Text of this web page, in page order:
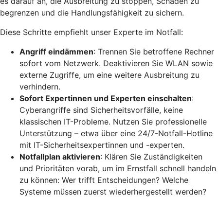
begrenzen und die Handlungsfähigkeit zu sichern.
Diese Schritte empfiehlt unser Experte im Notfall:
Angriff eindämmen: Trennen Sie betroffene Rechner
sofort vom Netzwerk. Deaktivieren Sie WLAN sowie
externe Zugriffe, um eine weitere Ausbreitung zu
verhindern.
Sofort Expertinnen und Experten einschalten:
Cyberangriffe sind Sicherheitsvorfälle, keine
klassischen IT-Probleme. Nutzen Sie professionelle
Unterstützung – etwa über eine 24/7-Notfall-Hotline
mit IT-Sicherheitsexpertinnen und -experten.
Notfallplan aktivieren: Klären Sie Zuständigkeiten
und Prioritäten vorab, um im Ernstfall schnell handeln
zu können: Wer trifft Entscheidungen? Welche
Systeme müssen zuerst wiederhergestellt werden?